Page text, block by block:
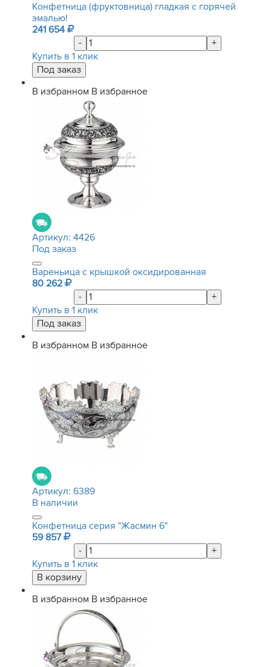
Конфетница (фруктовница) гладкая с горячей
эмалью!
241 654
-
+
Купить в 1 клик
В избранном В избранное
Артикул: 4426
Под заказ
Вареньица с крышкой оксидированная
80 262
-
+
Купить в 1 клик
В избранном В избранное
Артикул: 6389
В наличии
Конфетница серия "Жасмин 6"
59 857
-
+
Купить в 1 клик
В избранном В избранное